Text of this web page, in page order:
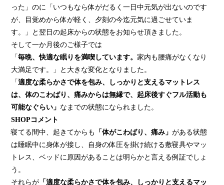
った」のに「いつもなら体がだるく一日中元気が出ないのです
が、目覚めから体が軽く、夕刻の今迄元気に過ごせていま
す。」と翌日の起床からの状態をお知らせ頂きました。
そして一か月後のご様子では
「毎晩、快適な眠りを満喫しています。 家内も腰痛がなくなり
大満足です。」と大きな変化となりました。
「適度な柔らかさで体を包み、しっかりと支えるマットレス
は、 体のこわばり、痛みからは無縁で、起床後すぐフル活動も
可能なぐらい」 なまでの状態になられました。
SHOPコメント
寝てる間中、起きてからも
「体がこわばり、痛み」 がある状態
は睡眠中に身体が接し、自身の体圧を掛け続ける敷寝具やマッ
トレス、ベッドに原因があることは明らかと言える例証でしょ
う。
それらが「適度な柔らかさで体を包み、しっかりと支えるマッ